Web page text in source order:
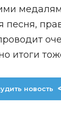
песня,
итоги
новость